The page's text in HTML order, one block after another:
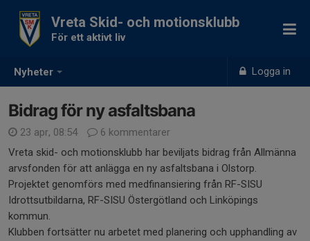
Nyheter Logga in
Vreta Skid- och motionsklubb
För ett aktivt liv
Bidrag för ny asfaltsbana
23 apr, 08:54
6 kommentarer
Vreta skid- och motionsklubb har beviljats bidrag från Allmänna
arvsfonden för att anlägga en ny asfaltsbana i Olstorp.
Projektet genomförs med medfinansiering från RF-SISU
Idrottsutbildarna, RF-SISU Östergötland och Linköpings
kommun.
Klubben fortsätter nu arbetet med planering och upphandling av